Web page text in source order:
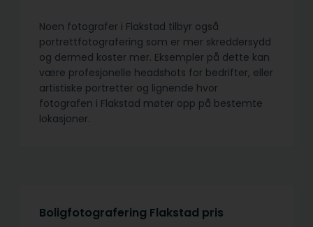
Noen fotografer i Flakstad tilbyr også
portrettfotografering som er mer skreddersydd
og dermed koster mer. Eksempler på dette kan
være profesjonelle headshots for bedrifter, eller
artistiske portretter og lignende hvor
fotografen i Flakstad møter opp på bestemte
lokasjoner.
Boligfotografering Flakstad pris